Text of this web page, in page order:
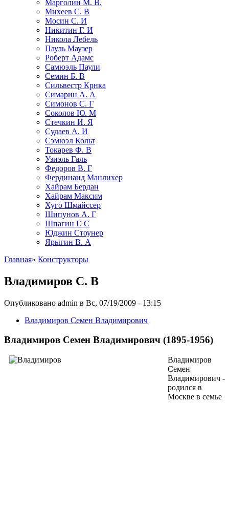
Марголин М. В.
Михеев С. В
Мосин С. И
Никитин Г. И
Никола Лебель
Пауль Маузер
Роберт Адамс
Самюэль Паули
Семин Б. В
Сильвестр Крнка
Симарин А. А
Симонов С. Г
Соколов Ю. М
Стечкин И. Я
Судаев А. И
Сэмюэл Кольт
Токарев Ф. В
Узиэль Галь
Федоров В. Г
Фердинанд Манлихер
Хайрам Бердан
Хайрам Максим
Хуго Шмайссер
Шипунов А. Г
Шпагин Г. С
Юджин Стоунер
Ярыгин В. А
Главная» Конструкторы
Владимиров С. В
Опубликовано admin в Вс, 07/19/2009 - 13:15
Владимиров Семен Владимирович
Владимиров Семен Владимирович (1895-1956)
Владимиров
Семен
Владимирович -
родился в
Москве в семье